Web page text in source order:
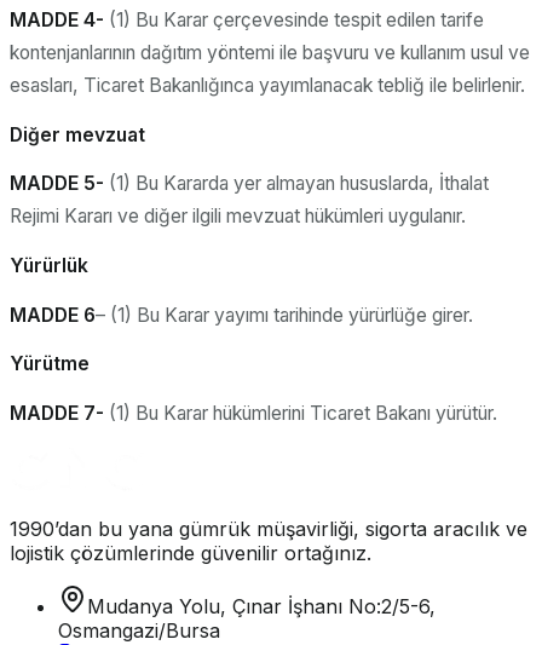
MADDE 4- (1) Bu Karar çerçevesinde tespit edilen tarife
kontenjanlarının dağıtım yöntemi ile başvuru ve kullanım usul ve
esasları, Ticaret Bakanlığınca yayımlanacak tebliğ ile belirlenir.
Diğer mevzuat
MADDE 5- (1) Bu Kararda yer almayan hususlarda, İthalat
Rejimi Kararı ve diğer ilgili mevzuat hükümleri uygulanır.
Yürürlük
MADDE 6– (1) Bu Karar yayımı tarihinde yürürlüğe girer.
Yürütme
MADDE 7- (1) Bu Karar hükümlerini Ticaret Bakanı yürütür.
1990’dan bu yana gümrük müşavirliği, sigorta aracılık ve
lojistik çözümlerinde güvenilir ortağınız.
Mudanya Yolu, Çınar İşhanı No:2/5-6,
Osmangazi/Bursa